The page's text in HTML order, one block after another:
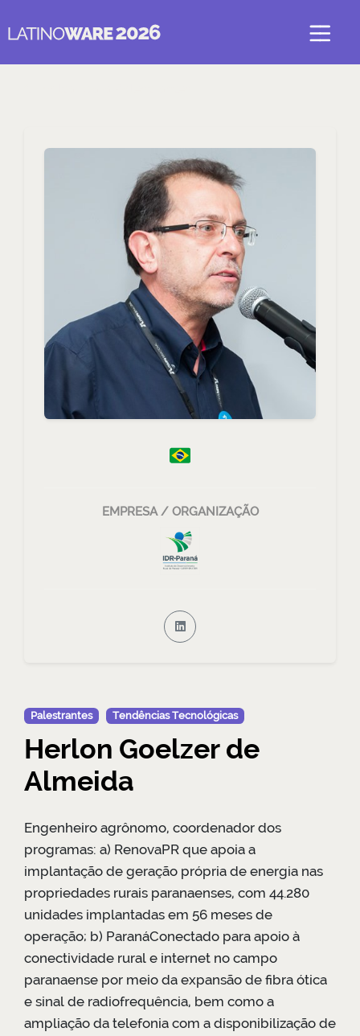
EMPRESA / ORGANIZAÇÃO
Palestrantes Tendências Tecnológicas
Herlon Goelzer de
Almeida
Engenheiro agrônomo, coordenador dos
programas: a) RenovaPR que apoia a
implantação de geração própria de energia nas
propriedades rurais paranaenses, com 44.280
unidades implantadas em 56 meses de
operação; b) ParanáConectado para apoio à
conectividade rural e internet no campo
paranaense por meio da expansão de fibra ótica
e sinal de radiofrequência, bem como a
ampliação da telefonia com a disponibilização de